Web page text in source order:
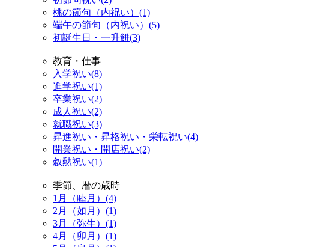
桃の節句（内祝い）(1)
端午の節句（内祝い）(5)
初誕生日・一升餅(3)
教育・仕事
入学祝い(8)
進学祝い(1)
卒業祝い(2)
成人祝い(2)
就職祝い(3)
昇進祝い・昇格祝い・栄転祝い(4)
開業祝い・開店祝い(2)
叙勲祝い(1)
季節、暦の歳時
1月（睦月）(4)
2月（如月）(1)
3月（弥生）(1)
4月（卯月）(1)